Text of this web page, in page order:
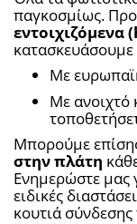
παγκοσμίως.
εντοιχιζόμενα
κατασκευάσουμε
Με
Με ανοιχτό
Μπορούμε
στην πλάτη
Ενημερώστε μας
ειδικές
κουτιά